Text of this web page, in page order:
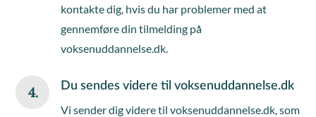
kontakte dig, hvis du har problemer med at
gennemføre din tilmelding på
voksenuddannelse.dk.
4. Du sendes videre til voksenuddannelse.dk
Vi sender dig videre til voksenuddannelse.dk, som